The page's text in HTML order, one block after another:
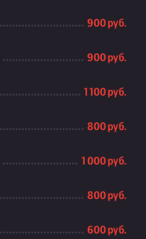
900 руб.
900 руб.
1 100 руб.
800 руб.
1 000 руб.
800 руб.
600 руб.